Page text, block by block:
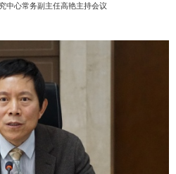
中心常务副主任高艳主持会议